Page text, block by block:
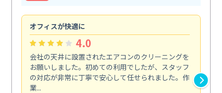
オフィスが快適に
4.0
会社の天井に設置されたエアコンのクリーニングを
お願いしました。初めての利用でしたが、スタッフ
の対応が非常に丁寧で安心して任せられました。作
業...